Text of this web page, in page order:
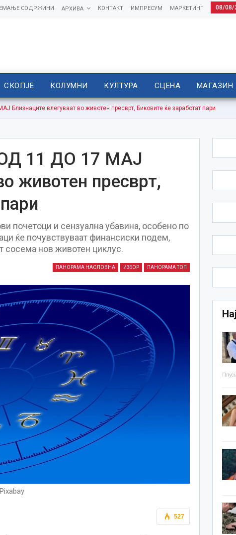
08/08/
МАРКЕТИНГ
ИМПРЕСУМ
КОНТАКТ
АРХИВА
СОДРЖИНИ
СКОПЈЕ КОЛУМНИ КУЛТУРА СЦЕНА МАГАЗИН
влегуваат во животен пресврт, Биковите ќе заработат пари
11 ДО 17 МАЈ
животен пресврт,
почетоци и сензуална убавина, особено по
ќе почувствуваат финансиски подем,
сосема нов животен циклус.
ПАНОРАМА НАСЛОВНА ИЗБОР ПАНОРАМА ТОП
527